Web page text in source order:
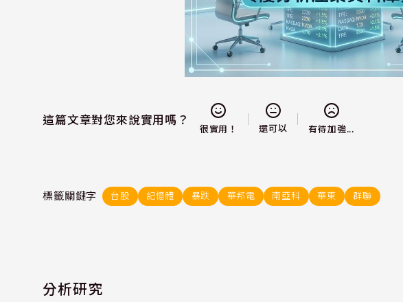
這篇文章對您來說實用嗎？
很實用！ 還可以 有待加強...
標籤關鍵字 台股 記憶體 暴跌 華邦電 南亞科 華東 群聯
分析研究